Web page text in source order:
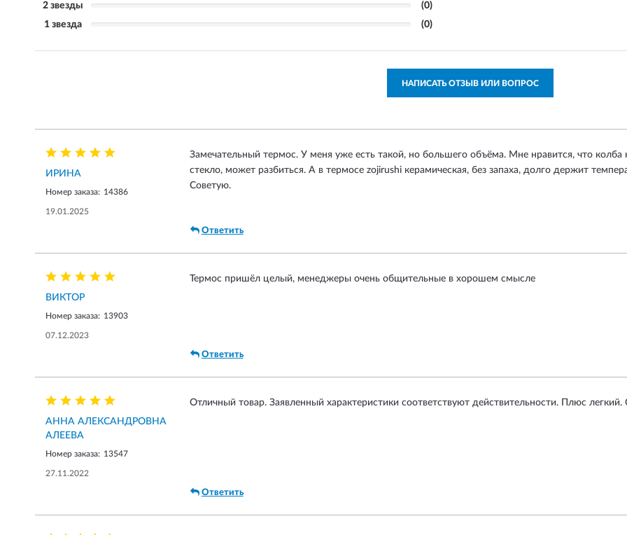
2 звезды
(0)
1 звезда
(0)
НАПИСАТЬ ОТЗЫВ ИЛИ ВОПРОС
ИРИНА
Номер заказа: 14386
19.01.2025
Замечательный термос. У меня уже есть такой, но большего объёма. Мне нравится, что колба
стекло, может разбиться. А в термосе zojirushi керамическая, без запаха, долго держит
Советую.
Ответить
ВИКТОР
Номер заказа: 13903
07.12.2023
Термос пришёл целый, менеджеры очень общительные в хорошем смысле
Ответить
АННА АЛЕКСАНДРОВНА
АЛЕЕВА
Номер заказа: 13547
27.11.2022
Отличный товар. Заявленный характеристики соответствуют действительности. Плюс легкий.
Ответить